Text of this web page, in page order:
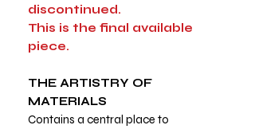
discontinued.
This is the final available
piece.
THE ARTISTRY OF
MATERIALS
Contains a central place to